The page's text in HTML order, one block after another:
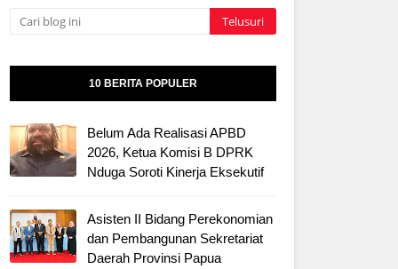
10 BERITA POPULER
Belum Ada Realisasi APBD
2026, Ketua Komisi B DPRK
Nduga Soroti Kinerja Eksekutif
Asisten II Bidang Perekonomian
dan Pembangunan Sekretariat
Daerah Provinsi Papua